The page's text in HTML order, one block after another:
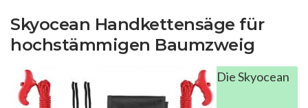
Skyocean Handkettensäge für
hochstämmigen Baumzweig
Die Skyocean